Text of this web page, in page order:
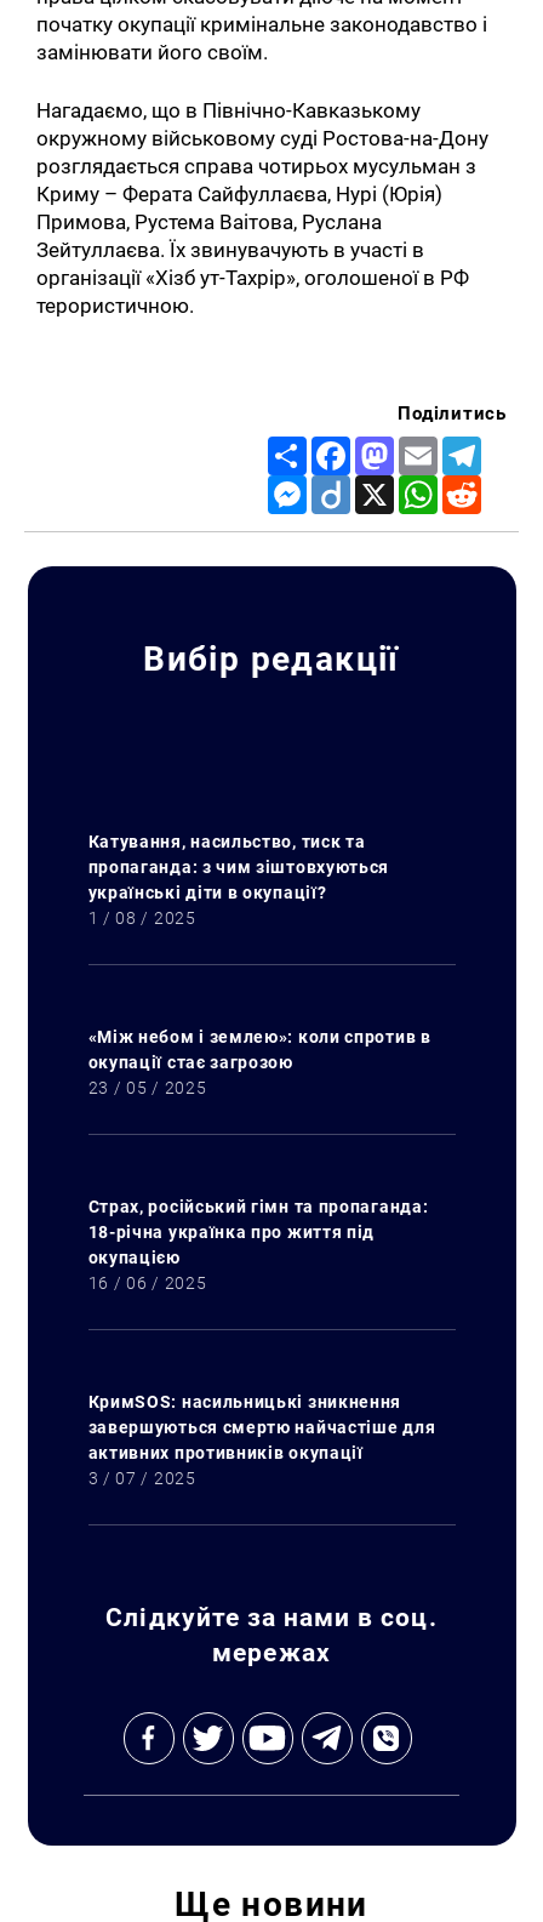
початку окупації кримінальне законодавство і
замінювати його своїм.
Нагадаємо, що в Північно-Кавказькому
окружному військовому суді Ростова-на-Дону
розглядається справа чотирьох мусульман з
Криму – Ферата Сайфуллаєва, Нурі (Юрія)
Примова, Рустема Ваітова, Руслана
Зейтуллаєва. Їх звинувачують в участі в
організації «Хізб ут-Тахрір», оголошеної в РФ
терористичною.
Поділитись
Share FacebookMastodon
Email
Messenger
Diigo X WhatsApp
Вибір редакції
Катування, насильство, тиск та
пропаганда: з чим зіштовхуються
українські діти в окупації?
1 / 08 / 2025
«Між небом і землею»: коли спротив в
окупації стає загрозою
23 / 05 / 2025
Страх, російський гімн та пропаганда:
18-річна українка про життя під
окупацією
16 / 06 / 2025
КримSOS: насильницькі зникнення
завершуються смертю найчастіше для
активних противників окупації
3 / 07 / 2025
Слідкуйте за нами в соц.
мережах
Ще новини